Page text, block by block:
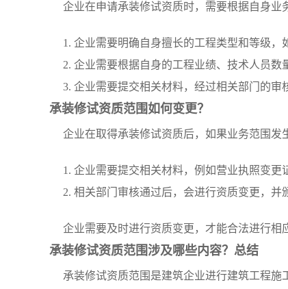
企业在申请承装修试资质时，需要根据自身业
1. 企业需要明确自身擅长的工程类型和等级，
2. 企业需要根据自身的工程业绩、技术人员数
3. 企业需要提交相关材料，经过相关部门的审
承装修试资质范围如何变更？
企业在取得承装修试资质后，如果业务范围发
1. 企业需要提交相关材料，例如营业执照变更
2. 相关部门审核通过后，会进行资质变更，并
企业需要及时进行资质变更，才能合法进行相
承装修试资质范围涉及哪些内容？总结
承装修试资质范围是建筑企业进行建筑工程施